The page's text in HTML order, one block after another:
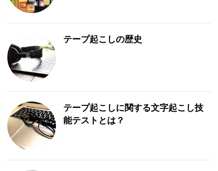
テープ起こしの歴史
テープ起こしに関する文字起こし技
能テストとは？